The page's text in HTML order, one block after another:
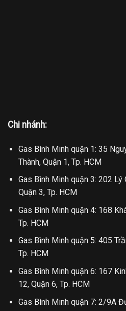
Chi nhánh:
Gas Bình Minh quận 1: 35
Thành, Quận 1, Tp. HCM
Gas Bình Minh quận 3: 202 Lý
Quận 3, Tp. HCM
Gas Bình Minh quận 4: 168
Tp. HCM
Gas Bình Minh quận 5: 405
Tp. HCM
Gas Bình Minh quận 6: 167
12, Quận 6, Tp. HCM
Gas Bình Minh quận 7: 2/9A